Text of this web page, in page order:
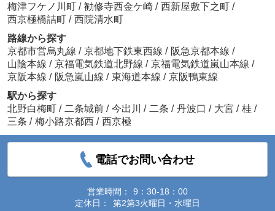
梅津フケノ川町 / 勧修寺西金ケ崎 / 西新屋敷下之町 /
西京極橋詰町 / 西院清水町
路線から探す
京都市営烏丸線 / 京都地下鉄東西線 / 阪急京都本線 /
山陰本線 / 京福電気鉄道北野線 / 京福電気鉄道嵐山本線 /
京阪本線 / 阪急嵐山線 / 東海道本線 / 京阪鴨東線
駅から探す
北野白梅町 / 二条城前 / 今出川 / 二条 / 丹波口 / 大宮 / 桂 /
三条 / 梅小路京都西 / 西京極
電話でお問い合わせ
営業時間：
9：30-18：00
定休日：
第2第3火曜日・水曜日